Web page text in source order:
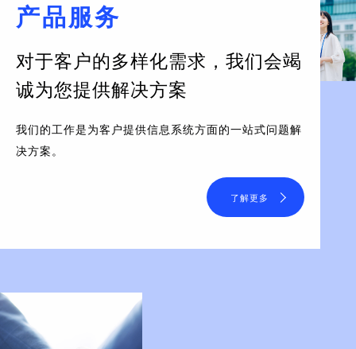
产品服务
对于客户的多样化需求， 我们会竭
诚为您提供解决方案
我们的工作是为客户提供信息系统方面的一站式问题解
决方案。
了解更多